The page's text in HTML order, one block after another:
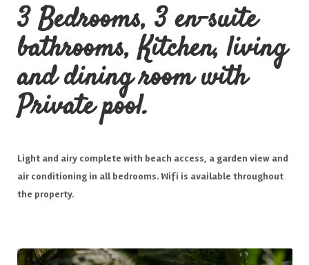
3 Bedrooms, 3 en-suite
bathrooms, Kitchen, living
and dining room with
Private pool.
Light and airy complete with beach access, a garden view and
air conditioning in all bedrooms. Wifi is available throughout
the property.